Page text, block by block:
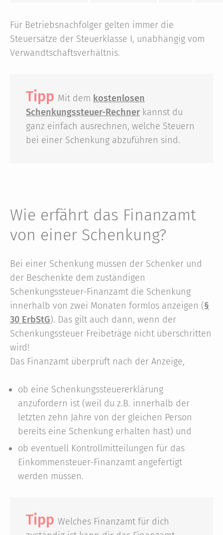
Für Betriebsnachfolger gelten immer die
Steuersätze der Steuerklasse I, unabhängig vom
Verwandtschafts­verhältnis.
Tipp Mit dem kostenlosen
Schenkungssteuer-Rechner kannst du
ganz einfach ausrechnen, welche Steuern
bei einer Schenkung abzuführen sind.
Wie erfährt das Finanz­amt
von einer Schenkung?
Bei einer Schenkung müssen der Schenker und
der Beschenkte dem zuständigen
Schenkungssteuer-Finanzamt die Schenkung
innerhalb von zwei Monaten formlos anzeigen (§
30 ErbStG). Das gilt auch dann, wenn der
Schenkungssteuer Freibeträge nicht überschritten
wird!
Das Finanzamt überprüft nach der Anzeige,
ob eine Schenkungssteuererklärung
anzufordern ist (weil du z.B. innerhalb der
letzten zehn Jahre von der gleichen Person
bereits eine Schenkung erhalten hast) und
ob eventuell Kontrollmitteilungen für das
Einkommensteuer-Finanzamt angefertigt
werden müssen.
Tipp Welches Finanzamt für dich